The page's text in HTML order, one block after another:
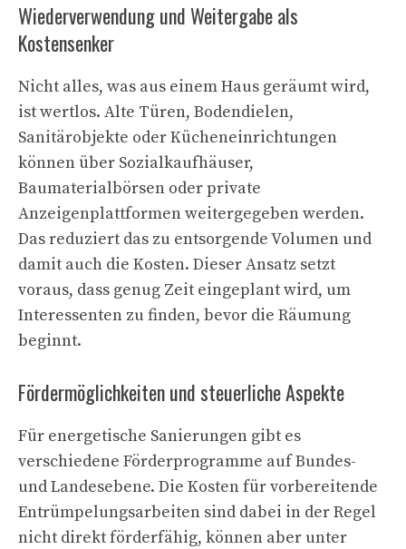
Wiederverwendung und Weitergabe als
Kostensenker
Nicht alles, was aus einem Haus geräumt wird,
ist wertlos. Alte Türen, Bodendielen,
Sanitärobjekte oder Kücheneinrichtungen
können über Sozialkaufhäuser,
Baumaterialbörsen oder private
Anzeigenplattformen weitergegeben werden.
Das reduziert das zu entsorgende Volumen und
damit auch die Kosten. Dieser Ansatz setzt
voraus, dass genug Zeit eingeplant wird, um
Interessenten zu finden, bevor die Räumung
beginnt.
Fördermöglichkeiten und steuerliche Aspekte
Für energetische Sanierungen gibt es
verschiedene Förderprogramme auf Bundes-
und Landesebene. Die Kosten für vorbereitende
Entrümpelungsarbeiten sind dabei in der Regel
nicht direkt förderfähig, können aber unter